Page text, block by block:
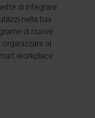
di integrare
nella tua
di nuove.
al
workplace